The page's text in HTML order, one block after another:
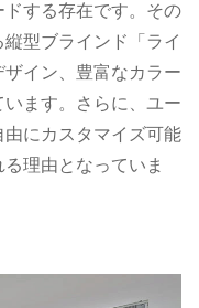
する存在です。その
縦型ブラインド「ライ
イン、豊富なカラー
ます。さらに、ユー
にカスタマイズ可能
理由となっていま